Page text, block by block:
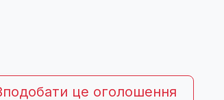
це оголошення